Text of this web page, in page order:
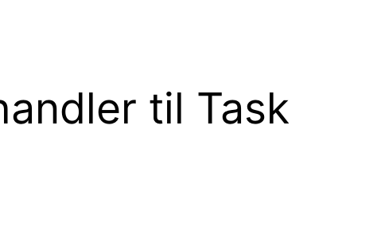
til Task